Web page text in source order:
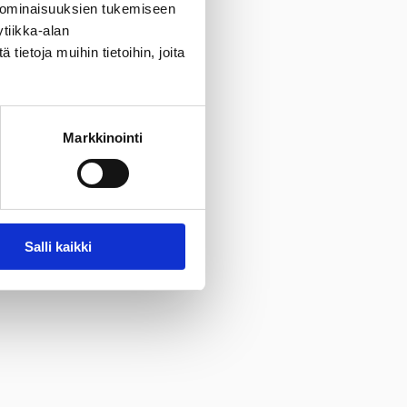
tukemiseen
alan
tietoja muihin tietoihin, joita
Markkinointi
Salli kaikki